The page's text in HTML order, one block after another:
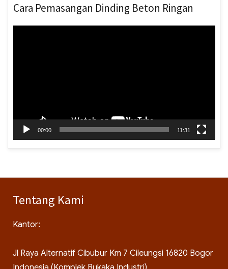
Cara Pemasangan Dinding Beton Ringan
00:00 11:31
Tentang Kami
Kantor:
Jl Raya Alternatif Cibubur Km 7 Cileungsi 16820 Bogor